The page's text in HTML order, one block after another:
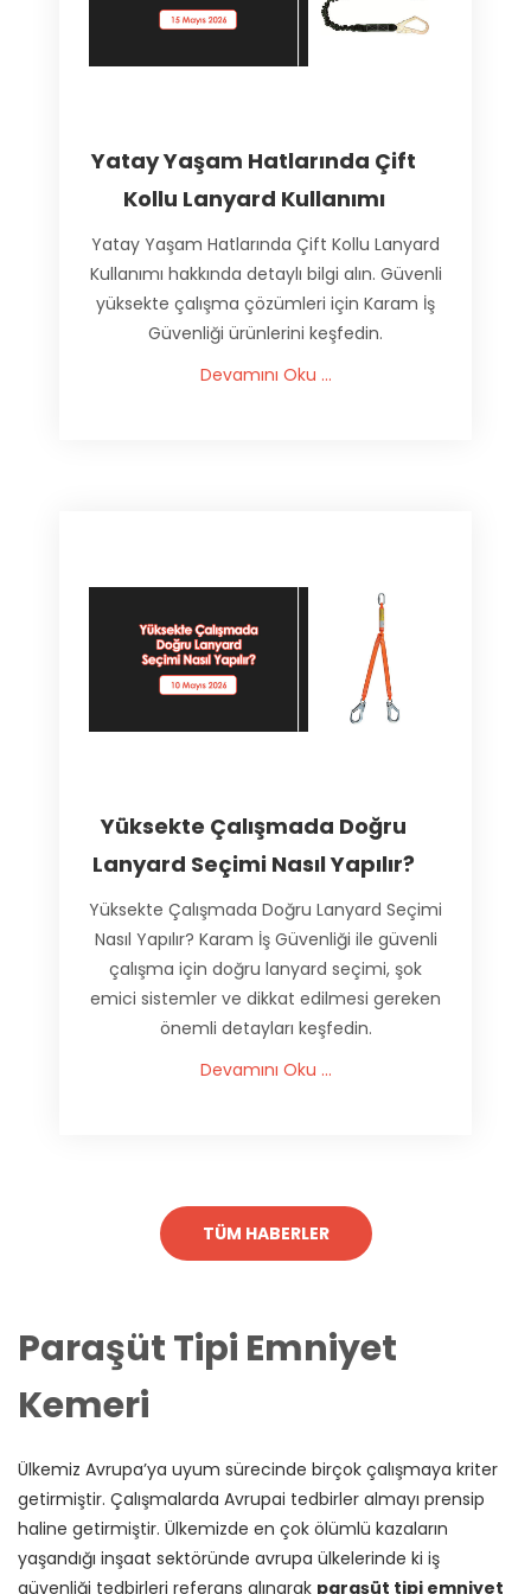
Yatay Yaşam Hatlarında Çift
Kollu Lanyard Kullanımı
Yatay Yaşam Hatlarında Çift Kollu Lanyard
Kullanımı hakkında detaylı bilgi alın. Güvenli
yüksekte çalışma çözümleri için Karam İş
Güvenliği ürünlerini keşfedin.
Devamını Oku ...
Yüksekte Çalışmada Doğru
Lanyard Seçimi Nasıl Yapılır?
Yüksekte Çalışmada Doğru Lanyard Seçimi
Nasıl Yapılır? Karam İş Güvenliği ile güvenli
çalışma için doğru lanyard seçimi, şok
emici sistemler ve dikkat edilmesi gereken
önemli detayları keşfedin.
Devamını Oku ...
TÜM HABERLER
Paraşüt Tipi Emniyet
Kemeri
Ülkemiz Avrupa’ya uyum sürecinde birçok çalışmaya kriter
getirmiştir. Çalışmalarda Avrupai tedbirler almayı prensip
haline getirmiştir. Ülkemizde en çok ölümlü kazaların
yaşandığı inşaat sektöründe avrupa ülkelerinde ki iş
güvenliği tedbirleri referans alınarak paraşüt tipi emniyet